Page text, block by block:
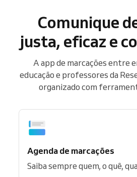
Comunique
justa, eficaz e
A app de marcações entre
educação e professores da
organizado com
Agenda de marcações
Saiba sempre quem, o quê,